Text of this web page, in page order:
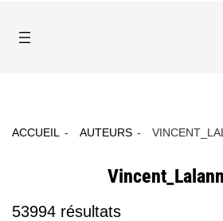
ACCUEIL AUTEURS
53994 résultats